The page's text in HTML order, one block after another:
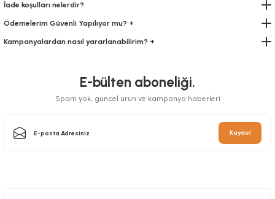
İade koşulları nelerdir?
Ödemelerim Güvenli Yapılıyor mu? +
Kampanyalardan nasıl yararlanabilirim? +
E-bülten aboneliği.
Spam yok, güncel ürün ve kampanya haberleri
Kaydol